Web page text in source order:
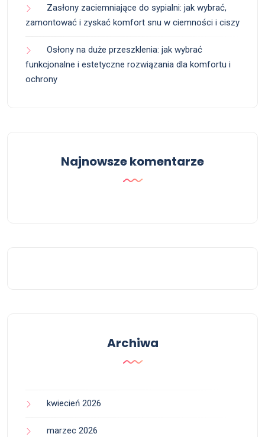
Zasłony zaciemniające do sypialni: jak wybrać,
zamontować i zyskać komfort snu w ciemności i ciszy
Osłony na duże przeszklenia: jak wybrać
funkcjonalne i estetyczne rozwiązania dla komfortu i
ochrony
Najnowsze komentarze
Archiwa
kwiecień 2026
marzec 2026